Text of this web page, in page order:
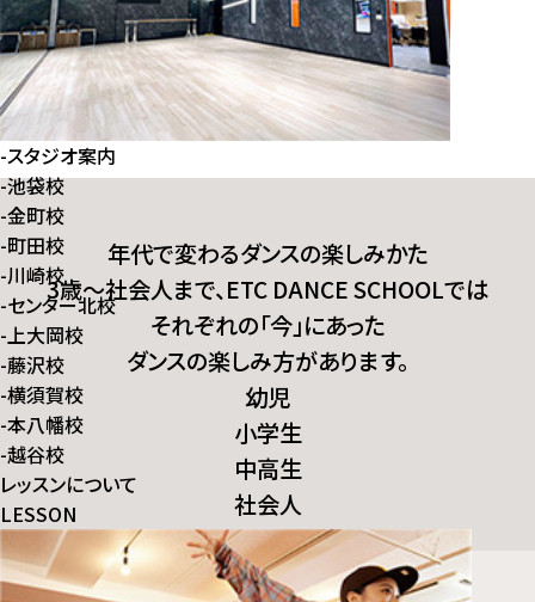
-スタジオ案内
-池袋校
-金町校
-町田校
-川崎校
-センター北校
-上大岡校
-藤沢校
-横須賀校
-本八幡校
-越谷校
レッスンについて
LESSON
年代で変わるダンスの楽しみかた
3歳～社会人まで、ETC DANCE SCHOOLでは
それぞれの「今」にあった
ダンスの楽しみ方があります。
幼児
小学生
中高生
社会人